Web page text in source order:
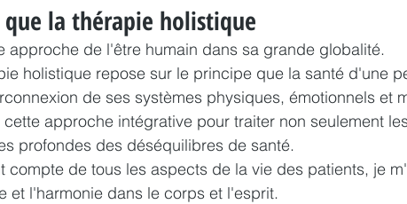
que la thérapie holistique
approche de l'être humain dans sa grande globalité.
holistique repose sur le principe que la santé d'une
de ses systèmes physiques, émotionnels et
approche intégrative pour traiter non seulement
profondes des déséquilibres de santé.
compte de tous les aspects de la vie des patients, je
et l'harmonie dans le corps et l'esprit.